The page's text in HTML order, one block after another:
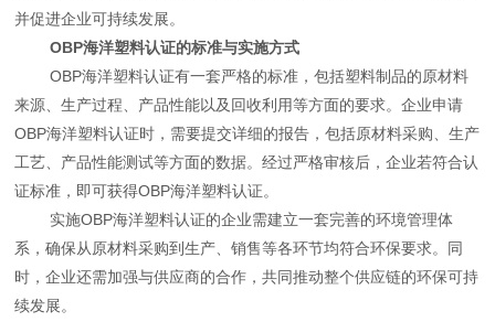
并促进企业可持续发展。
OBP海洋塑料认证的标准与实施方式
OBP海洋塑料认证有一套严格的标准，包括塑料制品的原材料
来源、生产过程、产品性能以及回收利用等方面的要求。企业申请
OBP海洋塑料认证时，需要提交详细的报告，包括原材料采购、生产
工艺、产品性能测试等方面的数据。经过严格审核后，企业若符合认
证标准，即可获得OBP海洋塑料认证。
实施OBP海洋塑料认证的企业需建立一套完善的环境管理体
系，确保从原材料采购到生产、销售等各环节均符合环保要求。同
时，企业还需加强与供应商的合作，共同推动整个供应链的环保可持
续发展。